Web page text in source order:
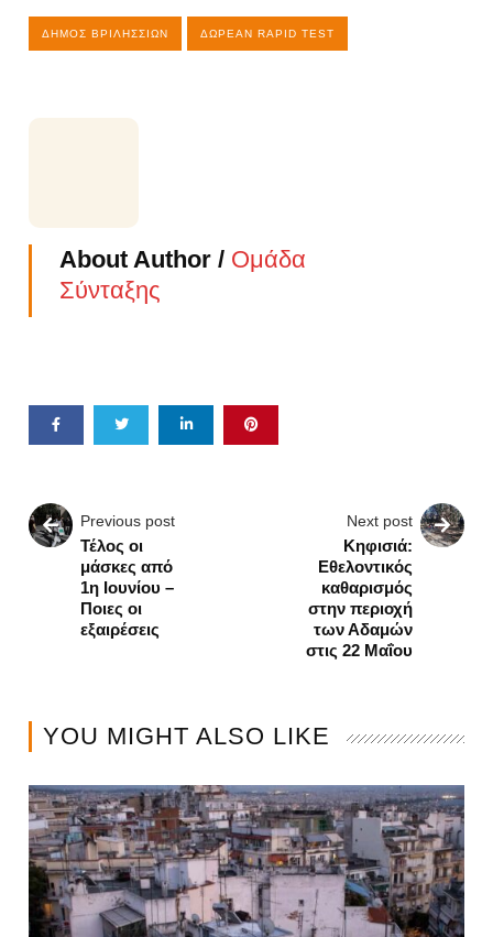
ΔΉΜΟΣ ΒΡΙΛΗΣΣΊΩΝ ΔΩΡΕΆΝ RAPID TEST
About Author / Ομάδα
Σύνταξης
Previous post
Τέλος οι
μάσκες από
1η Ιουνίου –
Ποιες οι
εξαιρέσεις
Next post
Κηφισιά:
Εθελοντικός
καθαρισμός
στην περιοχή
των Αδαμών
στις 22 Μαΐου
YOU MIGHT ALSO LIKE